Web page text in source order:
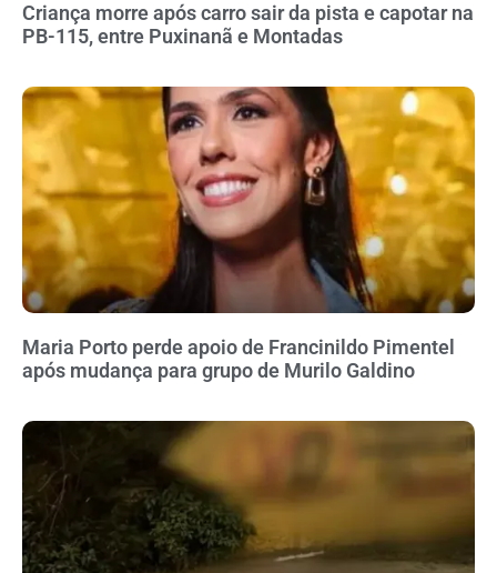
Criança morre após carro sair da pista e capotar na
PB-115, entre Puxinanã e Montadas
Maria Porto perde apoio de Francinildo Pimentel
após mudança para grupo de Murilo Galdino